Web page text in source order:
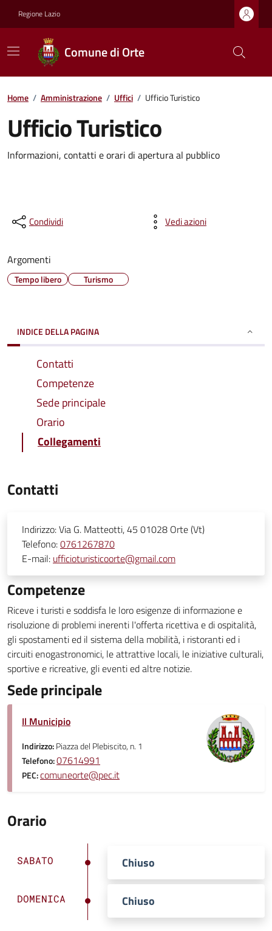
Regione Lazio
Comune di Orte
Home / Amministrazione / Uffici / Ufficio Turistico
Ufficio Turistico
Informazioni, contatti e orari di apertura al pubblico
Condividi Vedi azioni
Argomenti
Tempo libero Turismo
INDICE DELLA PAGINA
Contatti
Competenze
Sede principale
Orario
Collegamenti
Contatti
Indirizzo:Via G. Matteotti, 45 01028 Orte (Vt)
Telefono:0761267870
E-mail: ufficioturisticoorte@gmail.com
Competenze
Riceve i turisti e soddisfa le loro esigenze di informazione e
risoluzione di problemi inerenti l'offerta ricettiva e di ospitalità,
gli spostamenti ed il sistema della mobilità, i ristoranti ed i
circuiti enogastronomici, le attrattive locali, le iniziative culturali,
sportive e ricreative, gli eventi ed altre notizie.
Sede principale
Il Municipio
Indirizzo:Piazza del Plebiscito, n. 1
Telefono:07614991
PEC:comuneorte@pec.it
Orario
SABATO Chiuso
DOMENICA Chiuso